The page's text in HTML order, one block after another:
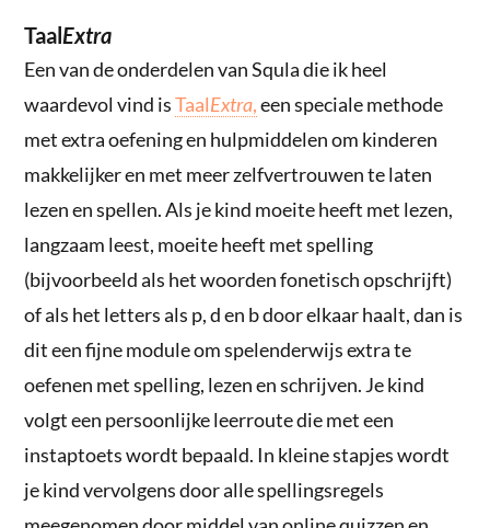
TaalExtra
Een van de onderdelen van Squla die ik heel
waardevol vind isTaalExtra,een speciale methode
met extra oefening en hulpmiddelen om kinderen
makkelijker en met meer zelfvertrouwen te laten
lezen en spellen. Als je kind moeite heeft met lezen,
langzaam leest, moeite heeft met spelling
(bijvoorbeeld als het woorden fonetisch opschrijft)
of als het letters als p, d en b door elkaar haalt, dan is
dit een fijne module om spelenderwijs extra te
oefenen met spelling, lezen en schrijven. Je kind
volgt een persoonlijke leerroute die met een
instaptoets wordt bepaald. In kleine stapjes wordt
je kind vervolgens door alle spellingsregels